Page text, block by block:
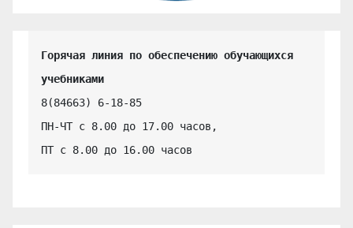
Горячая линия по обеспечению обучающихся
учебниками
8(84663) 6-18-85
ПН-ЧТ с 8.00 до 17.00 часов,
ПТ с 8.00 до 16.00 часов